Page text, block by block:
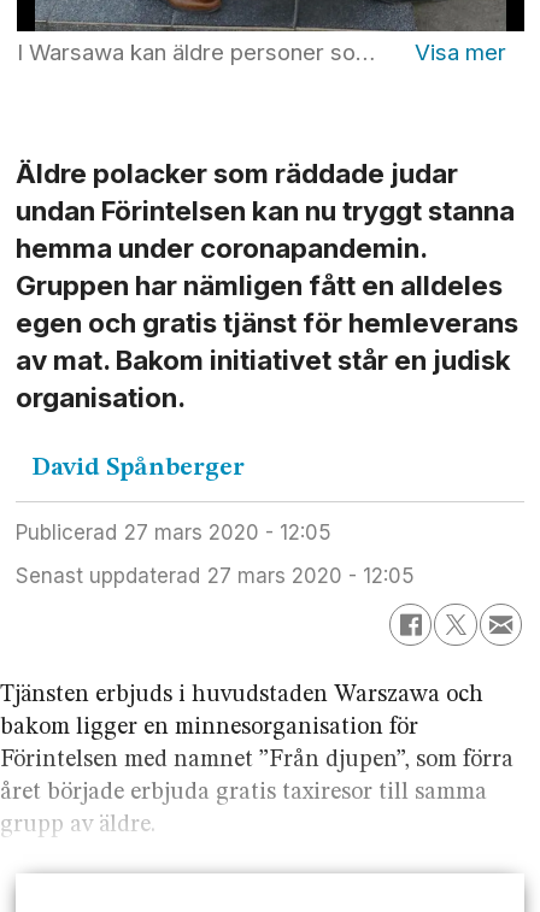
I Warsawa kan äldre personer som hjälpte judar under Förintelsen få mat levererad av en judisk organisation. (Bilden är från en annan matutdelningstjänst under coronakrisen i den polska huvudstaden.) Foto: Czarek Sokolowski/AP/TT
Äldre polacker som räddade judar
undan Förintelsen kan nu tryggt stanna
hemma under coronapandemin.
Gruppen har nämligen fått en alldeles
egen och gratis tjänst för hemleverans
av mat. Bakom initiativet står en judisk
organisation.
David Spånberger
Publicerad
27 mars 2020 - 12:05
Senast uppdaterad
27 mars 2020 - 12:05
Tjänsten erbjuds i huvudstaden Warszawa och
bakom ligger en minnesorganisation för
Förintelsen med namnet ”Från djupen”, som förra
året började erbjuda gratis taxiresor till samma
grupp av äldre.